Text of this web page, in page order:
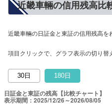
近畿車輛の信用残高比
近畿車輛の日証金と東証の信用残高を
項目クリックで、グラフ表示の切り替
30日 180日